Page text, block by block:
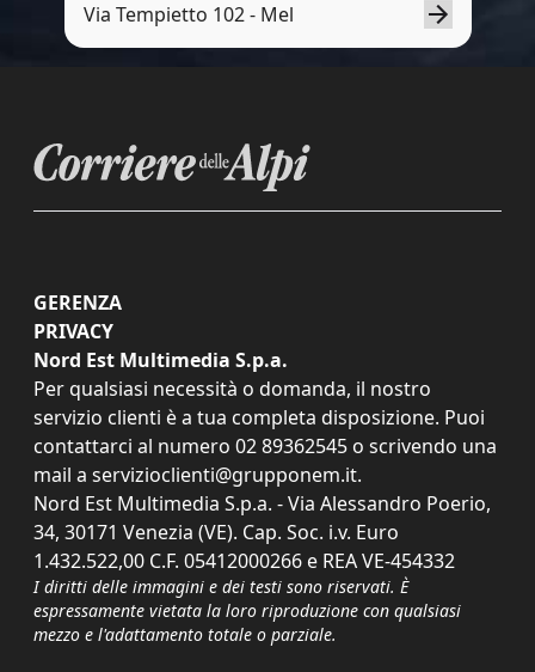
Via Tempietto 102 - Mel
GERENZA
PRIVACY
Nord Est Multimedia S.p.a.
Per qualsiasi necessità o domanda, il nostro
servizio clienti è a tua completa disposizione. Puoi
contattarci al numero 02 89362545 o scrivendo una
mail a servizioclienti@grupponem.it.
Nord Est Multimedia S.p.a. - Via Alessandro Poerio,
34, 30171 Venezia (VE). Cap. Soc. i.v. Euro
1.432.522,00 C.F. 05412000266 e REA VE-454332
I diritti delle immagini e dei testi sono riservati. È
espressamente vietata la loro riproduzione con qualsiasi
mezzo e l'adattamento totale o parziale.